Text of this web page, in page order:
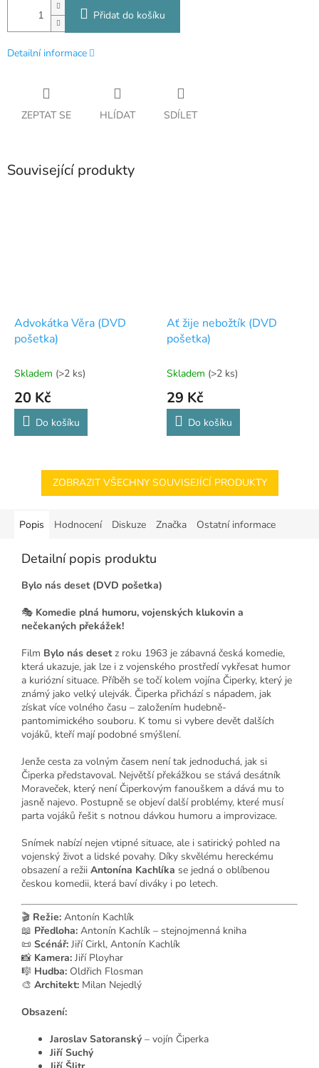
Přidat do košíku
Detailní informace
ZEPTAT SE HLÍDAT SDÍLET
Související produkty
Advokátka Věra (DVD
pošetka)
Skladem (>2 ks)
20 Kč
Do košíku
Ať žije nebožtík (DVD
pošetka)
Skladem (>2 ks)
29 Kč
Do košíku
ZOBRAZIT VŠECHNY SOUVISEJÍCÍ PRODUKTY
Popis Hodnocení Diskuze Značka Ostatní informace
Detailní popis produktu
Bylo nás deset (DVD pošetka)
🎭 Komedie plná humoru, vojenských klukovin a
nečekaných překážek!
Film Bylo nás desetz roku 1963 je zábavná česká komedie,
která ukazuje, jak lze i z vojenského prostředí vykřesat humor
a kuriózní situace. Příběh se točí kolem vojína Čiperky, který je
známý jako velký ulejvák. Čiperka přichází s nápadem, jak
získat více volného času – založením hudebně-
pantomimického souboru. K tomu si vybere devět dalších
vojáků, kteří mají podobné smýšlení.
Jenže cesta za volným časem není tak jednoduchá, jak si
Čiperka představoval. Největší překážkou se stává desátník
Moraveček, který není Čiperkovým fanouškem a dává mu to
jasně najevo. Postupně se objeví další problémy, které musí
parta vojáků řešit s notnou dávkou humoru a improvizace.
Snímek nabízí nejen vtipné situace, ale i satirický pohled na
vojenský život a lidské povahy. Díky skvělému hereckému
obsazení a režii Antonína Kachlíka se jedná o oblíbenou
českou komedii, která baví diváky i po letech.
🎬 Režie: Antonín Kachlík
📖 Předloha: Antonín Kachlík – stejnojmenná kniha
📜 Scénář: Jiří Cirkl, Antonín Kachlík
📸 Kamera: Jiří Ployhar
🎼 Hudba: Oldřich Flosman
🎨 Architekt: Milan Nejedlý
Obsazení:
Jaroslav Satoranský – vojín Čiperka
Jiří Suchý